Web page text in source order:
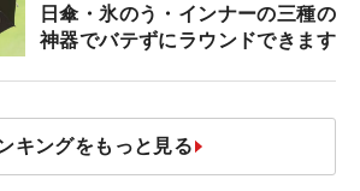
日傘・氷のう・インナーの三種の
神器でバテずにラウンドできます
キングをもっと見る